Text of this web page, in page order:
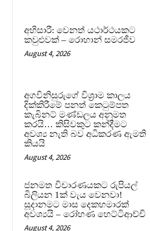
අභිසාරී: වෙනත් යථාර්ථයකට
කවුළුවක් – රොහාන් සමරජීව
August 4, 2026
අගවිනිසුරුගේ විශ්‍රාම කාලය
දික්කිරීමේ පනත් කෙටුම්පත
කැබිනට් මණ්ඩලය අනුමත
කරයි… කිසිවකුට කන්දීමට
අවශ්‍ය නැති බව අධිකරණ ඇමති
කියයි
August 4, 2026
ජනමත විචාරණයකට රුපියල්
බිලියන 1ක් වැය වෙනවා!
සූදානමට මාස දෙකහමාරක්
අවශ්‍යයි – රෝහණ හෙට්ටිආච්චි
August 4, 2026